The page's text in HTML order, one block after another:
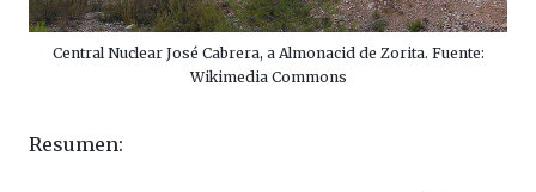
Central Nuclear José Cabrera, a Almonacid de Zorita. Fuente:
Wikimedia Commons
Resumen: